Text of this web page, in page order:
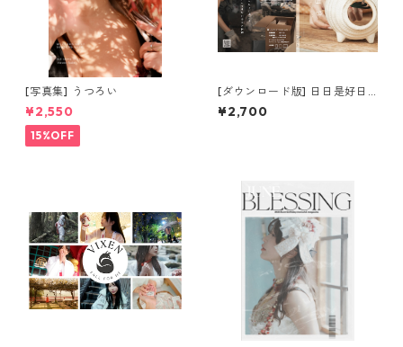
[写真集] うつろい
¥2,550
15%OFF
[ダウンロード版] 日日是好日
[デジタル写真集]
¥2,700